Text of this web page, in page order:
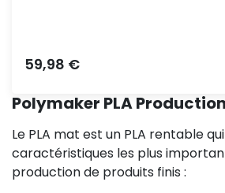
Prix
59,98 €
Polymaker PLA
Le PLA mat est un PLA rentable
caractéristiques les plus
production de produits finis :